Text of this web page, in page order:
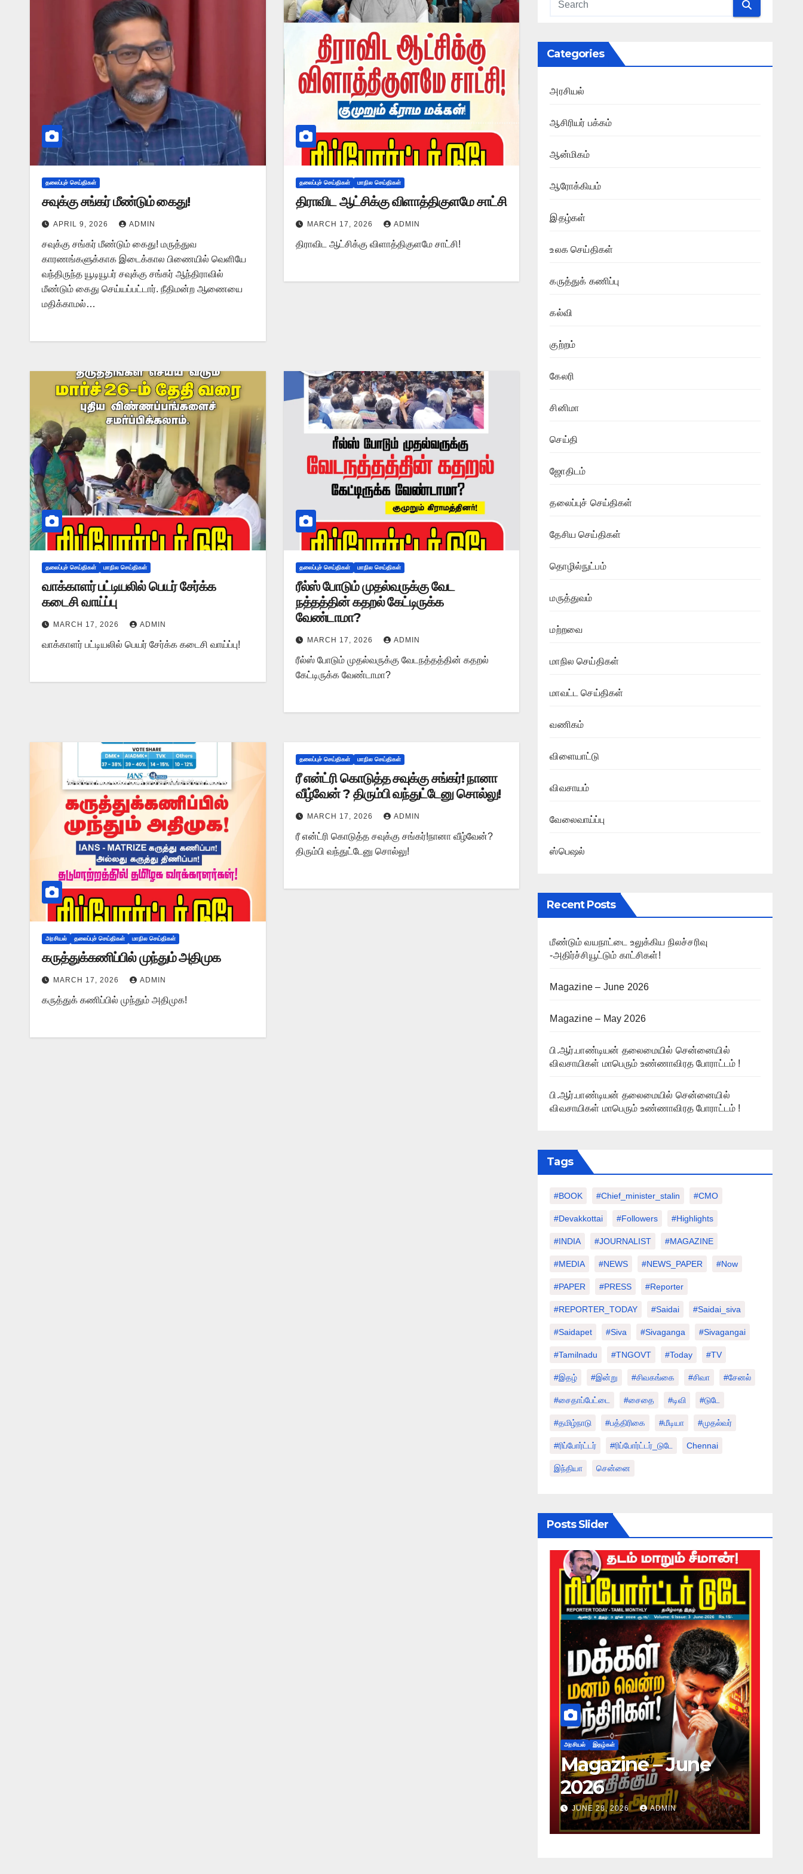
தலைப்புச் செய்திகள்
சவுக்கு சங்கர் மீண்டும் கைது!
APRIL 9, 2026 ADMIN
சவுக்கு சங்கர் மீண்டும் கைது! மருத்துவ
காரணங்களுக்காக இடைக்கால பிணையில் வெளியே
வந்திருந்த யூடியூபர் சவுக்கு சங்கர் ஆந்திராவில்
மீண்டும் கைது செய்யப்பட்டார். நீதிமன்ற ஆணையை
மதிக்காமல்…
தலைப்புச் செய்திகள் மாநில செய்திகள்
திராவிட ஆட்சிக்கு விளாத்திகுளமே சாட்சி
MARCH 17, 2026 ADMIN
திராவிட ஆட்சிக்கு விளாத்திகுளமே சாட்சி!
தலைப்புச் செய்திகள் மாநில செய்திகள்
வாக்காளர் பட்டியலில் பெயர் சேர்க்க
கடைசி வாய்ப்பு
MARCH 17, 2026 ADMIN
வாக்காளர் பட்டியலில் பெயர் சேர்க்க கடைசி வாய்ப்பு!
தலைப்புச் செய்திகள் மாநில செய்திகள்
ரீல்ஸ் போடும் முதல்வருக்கு வேட
நத்தத்தின் கதறல் கேட்டிருக்க
வேண்டாமா?
MARCH 17, 2026 ADMIN
ரீல்ஸ் போடும் முதல்வருக்கு வேடநத்தத்தின் கதறல்
கேட்டிருக்க வேண்டாமா?
அரசியல் தலைப்புச் செய்திகள் மாநில செய்திகள்
கருத்துக்கணிப்பில் முந்தும் அதிமுக
MARCH 17, 2026 ADMIN
கருத்துக் கணிப்பில் முந்தும் அதிமுக!
தலைப்புச் செய்திகள் மாநில செய்திகள்
ரீ என்ட்ரி கொடுத்த சவுக்கு சங்கர்! நானா
வீழ்வேன் ? திரும்பி வந்துட்டேனு சொல்லு!
MARCH 17, 2026 ADMIN
ரீ என்ட்ரி கொடுத்த சவுக்கு சங்கர்!நானா வீழ்வேன்?
திரும்பி வந்துட்டேனு சொல்லு!
Categories
அரசியல்
ஆசிரியர் பக்கம்
ஆன்மிகம்
ஆரோக்கியம்
இதழ்கள்
உலக செய்திகள்
கருத்துக் கணிப்பு
கல்வி
குற்றம்
கேலரி
சினிமா
செய்தி
ஜோதிடம்
தலைப்புச் செய்திகள்
தேசிய செய்திகள்
தொழில்நுட்பம்
மருத்துவம்
மற்றவை
மாநில செய்திகள்
மாவட்ட செய்திகள்
வணிகம்
விளையாட்டு
விவசாயம்
வேலைவாய்ப்பு
ஸ்பெஷல்
Recent Posts
மீண்டும் வயநாட்டை உலுக்கிய நிலச்சரிவு
-அதிர்ச்சியூட்டும் காட்சிகள்!
Magazine – June 2026
Magazine – May 2026
பி.ஆர்.பாண்டியன் தலைமையில் சென்னையில்
விவசாயிகள் மாபெரும் உண்ணாவிரத போராட்டம் !
பி.ஆர்.பாண்டியன் தலைமையில் சென்னையில்
விவசாயிகள் மாபெரும் உண்ணாவிரத போராட்டம் !
Tags
#BOOK #chief_minister_stalin #CMO
#devakkottai #followers #highlights
#INDIA #JOURNALIST #MAGAZINE
#MEDIA #NEWS #NEWS_PAPER #Now
#PAPER #PRESS #Reporter
#REPORTER_TODAY #saidai #saidai_siva
#saidapet #Siva #Sivaganga #sivagangai
#tamilnadu #TNGOVT #today #TV
#இதழ் #இன்று #சிவகங்கை #சிவா #சேனல்
#சைதாப்பேட்டை #சைதை #டிவி #டுடே
#தமிழ்நாடு #பத்திரிகை #மீடியா #முதல்வர்
#ரிப்போர்ட்டர் #ரிப்போர்ட்டர்_டுடே Chennai
இந்தியா சென்னை
Posts Slider
அரசியல் இதழ்கள்
Magazine – May
2026
JUNE 28, 2026 ADMIN